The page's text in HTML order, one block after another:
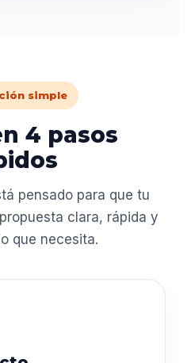
simple
4 pasos
pensado para que tu
clara, rápida y
que necesita.